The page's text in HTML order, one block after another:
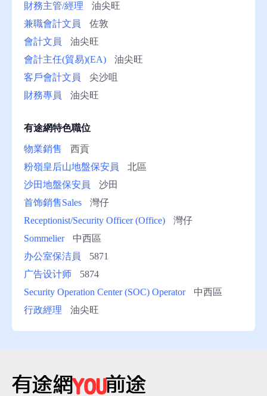
財務主管/經理
油尖旺
兼職會計文員
佐敦
會計文員
油尖旺
會計主任(貿易)(EA)
油尖旺
客戶會計文員
尖沙咀
財務專員
油尖旺
有途網特色職位
物業銷售
西貢
粉嶺皇后山地盤保安員
北區
沙田地盤保安員
沙田
首饰銷售Sales
灣仔
Receptionist/Security Officer (Office)
灣仔
Sommelier
中西區
办公室保洁員
5871
广告设计师
5874
Security Operation Center (SOC) Operator
中西區
行政經理
油尖旺